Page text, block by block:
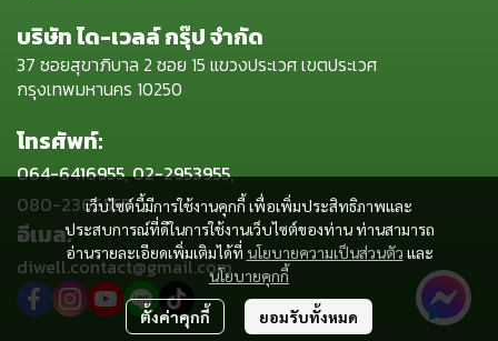
เว็บไซต์นี้มีการใช้งานคุกกี้ เพื่อเพิ่มประสิทธิภาพและ
ประสบการณ์ที่ดีในการใช้งานเว็บไซต์ของท่าน ท่านสามารถ
อ่านรายละเอียดเพิ่มเติมได้ที่ นโยบายความเป็นส่วนตัว และ
นโยบายคุกกี้
ตั้งค่าคุกกี้ ยอมรับทั้งหมด
บริษัท ได-เวลล์ กรุ๊ป จำกัด
37 ซอยสุขาภิบาล 2 ซอย 15 แขวงประเวศ เขตประเวศ
กรุงเทพมหานคร 10250
โทรศัพท์:
064-6416955, 02-2953955,
080-2366555
อีเมล:
diwell.contact@gmail.com